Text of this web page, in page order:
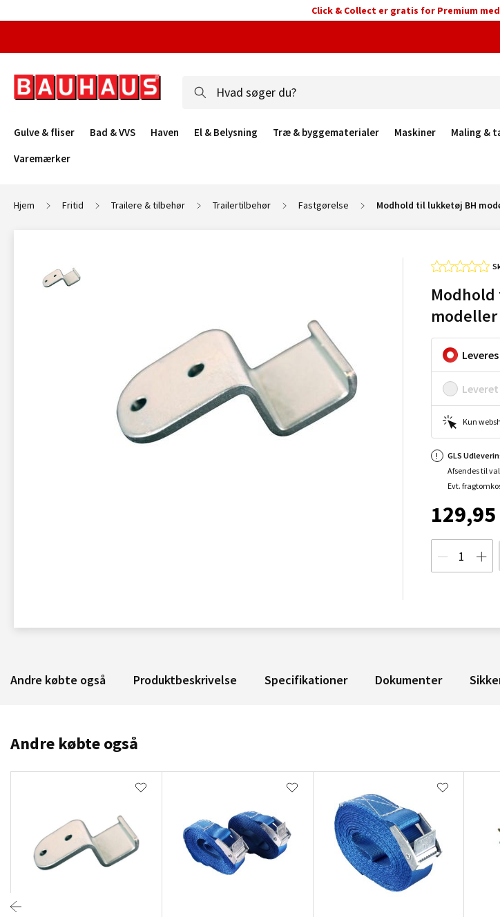
Click & Collect er gratis for Premium
Gulve & fliser Bad & VVS Haven El & Belysning Træ & byggematerialer Maskiner Maling &
Varemærker
Hjem Fritid Trailere & tilbehør Trailertilbehør Fastgørelse Modhold til lukketøj BH
modeller
Kun
GLS
Afsendes til
Evt.
Andre købte også Produktbeskrivelse Specifikationer Dokumenter
Andre købte også